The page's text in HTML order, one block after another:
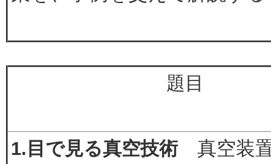
題目
1.目で見る真空技術真空装置